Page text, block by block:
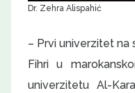
Dr. Zehra Alispahić
– Prvi univerzitet na
Fihri u
univerzitetu Al-